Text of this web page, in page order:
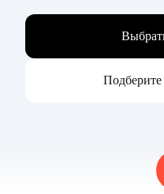
Подберите